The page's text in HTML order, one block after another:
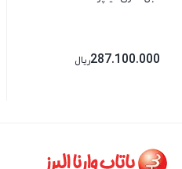
287.100.000ریال